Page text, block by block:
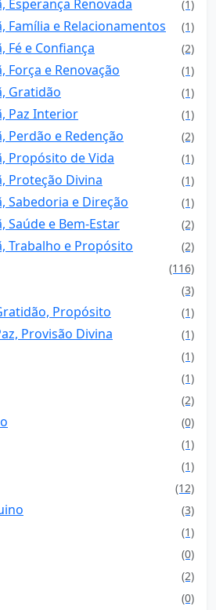
Esperança Renovada (1)
Família e Relacionamentos (1)
Fé e Confiança (2)
Força e Renovação (1)
Gratidão (1)
Paz Interior (1)
Perdão e Redenção (2)
Propósito de Vida (1)
Proteção Divina (1)
Sabedoria e Direção (1)
Saúde e Bem-Estar (2)
Trabalho e Propósito (2)
(116)
(3)
Propósito (1)
Provisão Divina (1)
(1)
(1)
(2)
(0)
(1)
(1)
(12)
(3)
(1)
(0)
(2)
(0)